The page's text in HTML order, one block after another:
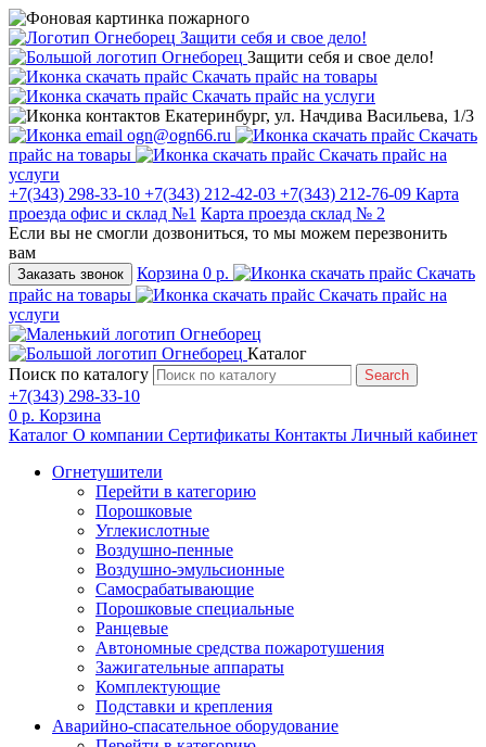
Защити себя и свое дело!
Защити себя и свое дело!
Скачать прайс на товары
Скачать прайс на услуги
Екатеринбург, ул. Начдива Васильева, 1/3
ogn@ogn66.ru
Скачать
прайс на товары
Скачать прайс на
услуги
+7(343) 298-33-10 +7(343) 212-42-03 +7(343) 212-76-09 Карта
проезда офис и склад №1 Карта проезда склад № 2
Если вы не смогли дозвониться, то мы можем перезвонить
вам
Заказать звонок Корзина 0 р.
Скачать
прайс на товары
Скачать прайс на
услуги
Каталог
Поиск по каталогу
Search
+7(343) 298-33-10
0 р. Корзина
Каталог О компании Сертификаты Контакты Личный кабинет
Огнетушители
Перейти в категорию
Порошковые
Углекислотные
Воздушно-пенные
Воздушно-эмульсионные
Самосрабатывающие
Порошковые специальные
Ранцевые
Автономные средства пожаротушения
Зажигательные аппараты
Комплектующие
Подставки и крепления
Аварийно-спасательное оборудование